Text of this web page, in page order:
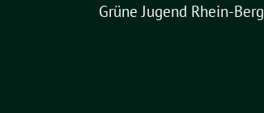
Grüne Jugend Rhein-Berg